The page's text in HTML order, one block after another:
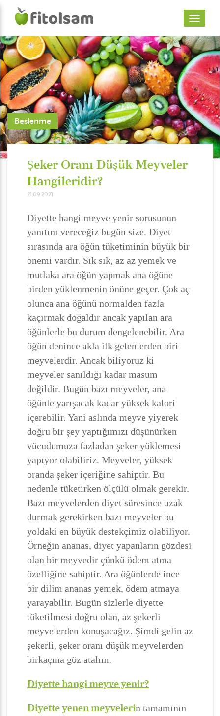
Beslenme
Şeker Oranı Düşük Meyveler
Hangileridir?
21.09.2021
Diyette hangi meyve yenir sorusunun
yanıtını vereceğiz bugün size. Diyet
sırasında ara öğün tüketiminin büyük bir
önemi vardır. Sık sık, az az yemek ve
mutlaka ara öğün yapmak ana öğüne
birden yüklenmenin önüne geçer. Çok aç
olunca ana öğünü normalden fazla
kaçırmak doğaldır ancak yapılan ara
öğünlerle bu durum dengelenebilir. Ara
öğün denince akla ilk gelenlerden biri
meyvelerdir. Ancak biliyoruz ki
meyveler sanıldığı kadar masum
değildir. Bugün bazı meyveler, ana
öğünle yarışacak kadar yüksek kalori
içerebilir. Yani aslında meyve yiyerek
doğru bir şey yaptığımızı düşünürken
vücudumuza fazladan şeker yüklemesi
yapıyor olabiliriz. Meyveler, yüksek
oranda şeker içeriğine sahiptir. Bu
nedenle tüketirken ölçülü olmak gerekir.
Bazı meyvelerden diyet süresince uzak
durmak gerekirken bazı meyveler bu
yoldaki en büyük destekçimiz olabiliyor.
Örneğin ananas, diyet yapanların gözdesi
olan bir meyvedir çünkü ödem atma
özelliğine sahiptir. Ara öğünlerde ince
bir dilim ananas yemek, ödem atmaya
yarayabilir. Bugün sizlerle diyette
tüketilmesi doğru olan, az şekerli
meyvelerden konuşacağız. Şimdi gelin az
şekerli, şeker oranı düşük meyvelerden
birkaçına göz atalım.
Diyette hangi meyve yenir?
Diyette yenen meyvelerin tamamının